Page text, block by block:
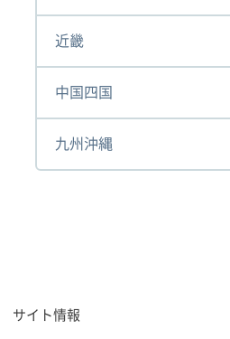
近畿
中国四国
九州沖縄
サイト情報